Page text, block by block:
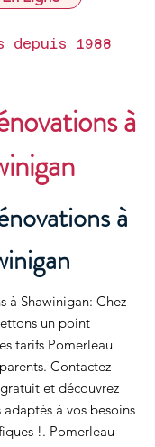
depuis 1988
à
à
à Shawinigan: Chez
un point
tarifs Pomerleau
Contactez-
et découvrez
à vos besoins
!. Pomerleau